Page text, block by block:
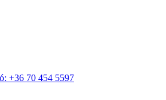
+36 70 454 5597